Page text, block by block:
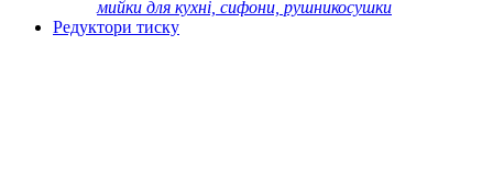
мийки для кухні, сифони, рушникосушки
Редуктори тиску